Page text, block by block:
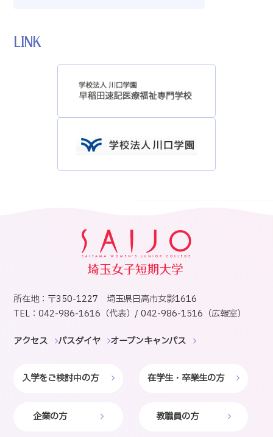
LINK
所在地：〒350-1227 埼玉県日高市女影1616
TEL：042-986-1616（代表）/ 042-986-1516（広報室）
アクセス バスダイヤ オープンキャンパス
入学をご検討中の方 在学生・卒業生の方
企業の方 教職員の方